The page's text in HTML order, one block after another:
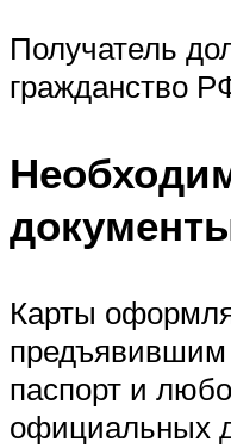
Получатель
гражданство
Карты
предъявившим
паспорт и
официальных